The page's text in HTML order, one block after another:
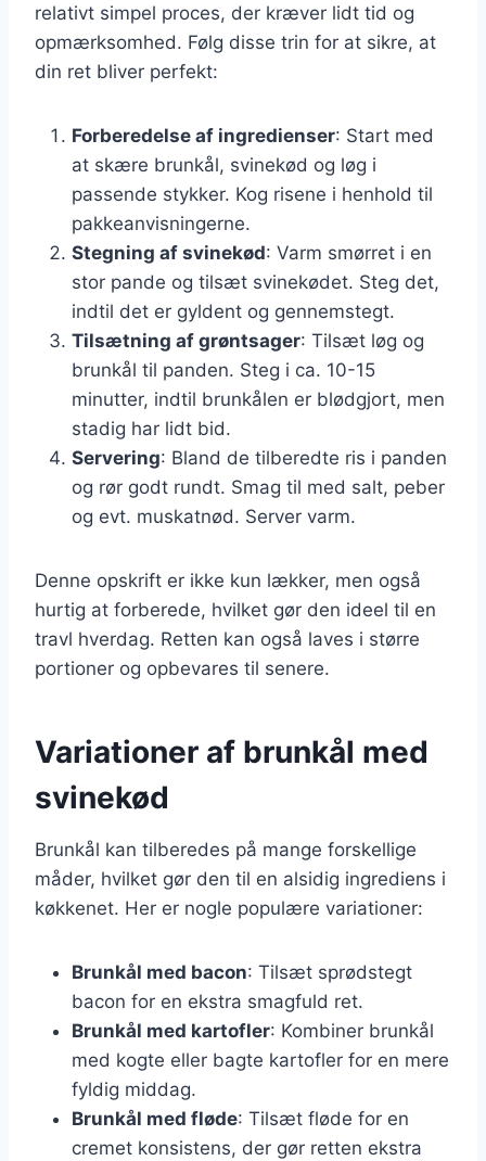
relativt simpel proces, der kræver lidt tid og
opmærksomhed. Følg disse trin for at sikre, at
din ret bliver perfekt:
Forberedelse af ingredienser: Start med
at skære brunkål, svinekød og løg i
passende stykker. Kog risene i henhold til
pakkeanvisningerne.
Stegning af svinekød: Varm smørret i en
stor pande og tilsæt svinekødet. Steg det,
indtil det er gyldent og gennemstegt.
Tilsætning af grøntsager: Tilsæt løg og
brunkål til panden. Steg i ca. 10-15
minutter, indtil brunkålen er blødgjort, men
stadig har lidt bid.
Servering: Bland de tilberedte ris i panden
og rør godt rundt. Smag til med salt, peber
og evt. muskatnød. Server varm.
Denne opskrift er ikke kun lækker, men også
hurtig at forberede, hvilket gør den ideel til en
travl hverdag. Retten kan også laves i større
portioner og opbevares til senere.
Variationer af brunkål med
svinekød
Brunkål kan tilberedes på mange forskellige
måder, hvilket gør den til en alsidig ingrediens i
køkkenet. Her er nogle populære variationer:
Brunkål med bacon: Tilsæt sprødstegt
bacon for en ekstra smagfuld ret.
Brunkål med kartofler: Kombiner brunkål
med kogte eller bagte kartofler for en mere
fyldig middag.
Brunkål med fløde: Tilsæt fløde for en
cremet konsistens, der gør retten ekstra